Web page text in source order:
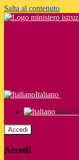
Salta al contenuto
Italiano
Italiano
Accedi
Accedi